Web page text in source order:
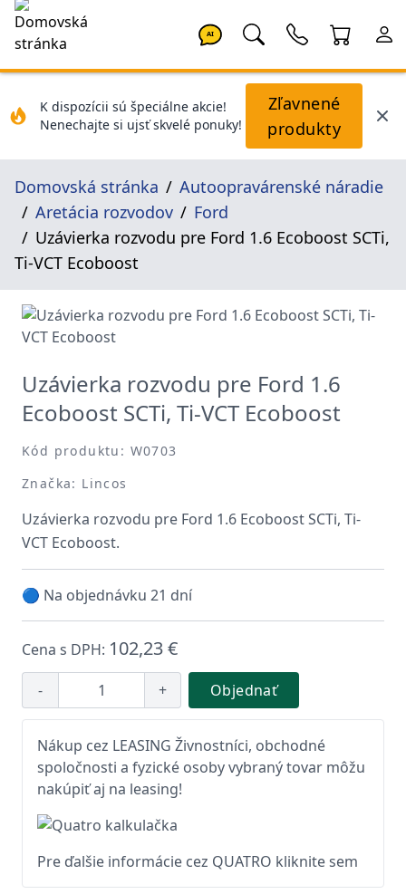
AI
K dispozícii sú špeciálne akcie!
Nenechajte si ujsť skvelé ponuky!
Zľavnené
produkty
Domovská stránka
Autoopravárenské náradie
Aretácia rozvodov
Ford
Uzávierka rozvodu pre Ford 1.6 Ecoboost SCTi,
Ti-VCT Ecoboost
Uzávierka rozvodu pre Ford 1.6
Ecoboost SCTi, Ti-VCT Ecoboost
Kód produktu: W0703
Značka: Lincos
Uzávierka rozvodu pre Ford 1.6 Ecoboost SCTi, Ti-
VCT Ecoboost.
🔵 Na objednávku 21 dní
Cena s DPH: 102,23 €
- + Objednať
Nákup cez LEASING Živnostníci, obchodné
spoločnosti a fyzické osoby vybraný tovar môžu
nakúpiť aj na leasing!
Pre ďalšie informácie cez QUATRO kliknite sem